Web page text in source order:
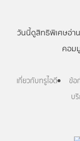
วันนี้ดูสิทธิพิเศษอ่าน
คอม
เกี่ยวกับทรูไอดี ข้อ
บ